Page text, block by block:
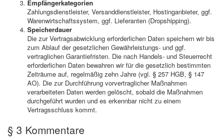
Empfängerkategorien
Zahlungsdienstleister, Versanddienstleister, Hostinganbieter, ggf.
Warenwirtschaftssystem, ggf. Lieferanten (Dropshipping).
Speicherdauer
Die zur Vertragsabwicklung erforderlichen Daten speichern wir bis
zum Ablauf der gesetzlichen Gewährleistungs- und ggf.
vertraglichen Garantiefristen. Die nach Handels- und Steuerrecht
erforderlichen Daten bewahren wir für die gesetzlich bestimmten
Zeiträume auf, regelmäßig zehn Jahre (vgl. § 257 HGB, § 147
AO). Die zur Durchführung vorvertraglicher Maßnahmen
verarbeiteten Daten werden gelöscht, sobald die Maßnahmen
durchgeführt wurden und es erkennbar nicht zu einem
Vertragsschluss kommt.
§ 3 Kommentare